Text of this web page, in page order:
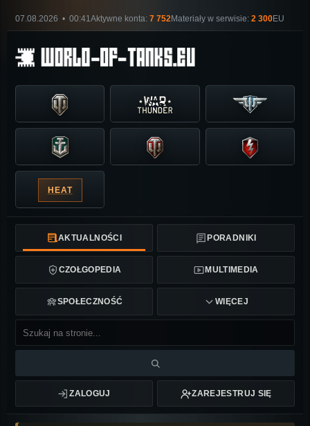
07.08.2026 • 00:41Aktywne konta: 7 752Materiały w serwisie: 2 300EU
HEAT
AKTUALNOŚCI PORADNIKI
CZOŁGOPEDIA MULTIMEDIA
SPOŁECZNOŚĆ WIĘCEJ
ZALOGUJ ZAREJESTRUJ SIĘ